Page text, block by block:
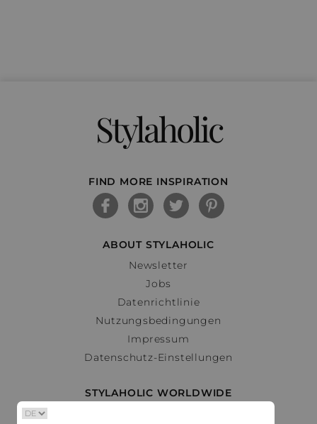
Stylaholic
FIND MORE INSPIRATION
ABOUT STYLAHOLIC
Newsletter
Jobs
Datenrichtlinie
Nutzungsbedingungen
Impressum
Datenschutz-Einstellungen
STYLAHOLIC WORLDWIDE